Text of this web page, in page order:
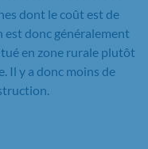
dont le coût est de
est donc généralement
en zone rurale plutôt
Il y a donc moins de